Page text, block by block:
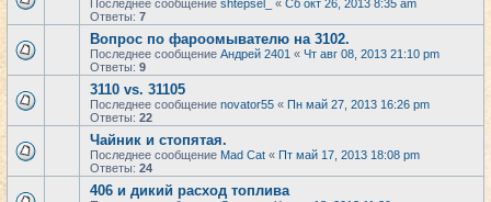
Последнее сообщение shtepsel_ « Сб окт 26, 2013 8:35 am
Ответы: 7
Вопрос по фароомывателю на 3102.
Последнее сообщение Андрей 2401 « Чт авг 08, 2013 21:10 pm
Ответы: 9
3110 vs. 31105
Последнее сообщение novator55 « Пн май 27, 2013 16:26 pm
Ответы: 22
Чайник и стопятая.
Последнее сообщение Mad Cat « Пт май 17, 2013 18:08 pm
Ответы: 24
406 и дикий расход топлива